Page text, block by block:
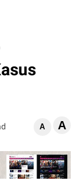
A A